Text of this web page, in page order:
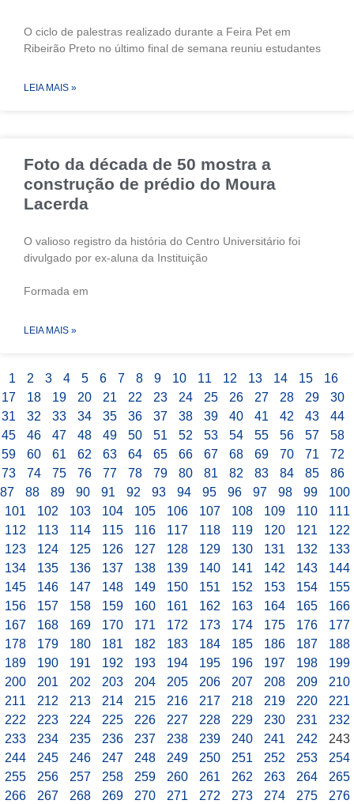
O ciclo de palestras realizado durante a Feira Pet em
Ribeirão Preto no último final de semana reuniu estudantes
LEIA MAIS »
Foto da década de 50 mostra a
construção de prédio do Moura
Lacerda
O valioso registro da história do Centro Universitário foi
divulgado por ex-aluna da Instituição
Formada em
LEIA MAIS »
1 2 3 4 5 6 7 8 9 10 11 12 13 14 15
16
17
18 19 20 21 22 23 24 25 26 27 28 29
30
31
32 33 34 35 36 37 38 39 40 41 42 43
44
45
46 47 48 49 50 51 52 53 54 55 56 57
58
59
60 61 62 63 64 65 66 67 68 69 70 71
72
73
74 75 76 77 78 79 80 81 82 83 84 85
86
87
88 89 90 91 92 93 94 95 96 97 98 99
100
101
102 103 104 105 106 107 108 109 110
111
112
113 114 115 116 117 118 119 120 121
122
123
124 125 126 127 128 129 130 131 132
133
134
135 136 137 138 139 140 141 142 143
144
145
146 147 148 149 150 151 152 153 154
155
156
157 158 159 160 161 162 163 164 165
166
167
168 169 170 171 172 173 174 175 176
177
178
179 180 181 182 183 184 185 186 187
188
189
190 191 192 193 194 195 196 197 198
199
200
201 202 203 204 205 206 207 208 209
210
211
212 213 214 215 216 217 218 219 220
221
222
223 224 225 226 227 228 229 230 231
232
233
234 235 236 237 238 239 240 241 242
243
244
245 246 247 248 249 250 251 252 253
254
255
256 257 258 259 260 261 262 263 264
265
266
267 268 269 270 271 272 273 274 275
276